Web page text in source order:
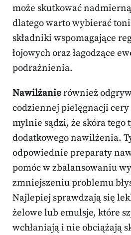
może skutkować
dlatego warto wybierać
składniki wspomagające
łojowych oraz łagodzące
podrażnienia.
Nawilżanierównież
codziennej pielęgnacji cery
mylnie sądzi, że skóra tego
dodatkowego nawilżenia.
odpowiednie preparaty
pomóc w zbalansowaniu
zmniejszeniu problemu
Najlepiej sprawdzają się
żelowe lub emulsje, które
wchłaniają i nie obciążają